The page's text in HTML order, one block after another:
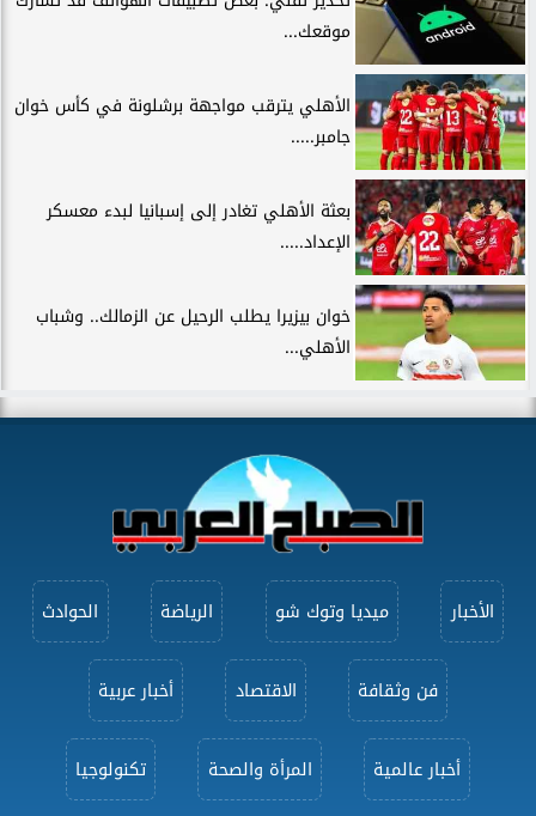
موقعك...
الأهلي يترقب مواجهة برشلونة في كأس خوان
جامبر.....
بعثة الأهلي تغادر إلى إسبانيا لبدء معسكر
الإعداد.....
خوان بيزيرا يطلب الرحيل عن الزمالك.. وشباب
الأهلي...
الأخبار ميديا وتوك شو الرياضة الحوادث
فن وثقافة الاقتصاد أخبار عربية
أخبار عالمية المرأة والصحة تكنولوجيا